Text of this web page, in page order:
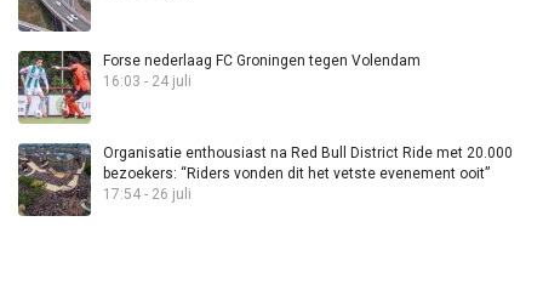
Forse nederlaag FC Groningen tegen Volendam
16:03 - 24 juli
Organisatie enthousiast na Red Bull District Ride met 20.000
bezoekers: “Riders vonden dit het vetste evenement ooit”
17:54 - 26 juli